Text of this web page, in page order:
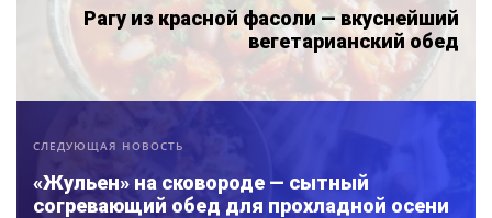
Рагу из красной фасоли — вкуснейший
вегетарианский обед
СЛЕДУЮЩАЯ НОВОСТЬ
«Жульен» на сковороде — сытный
согревающий обед для прохладной осени